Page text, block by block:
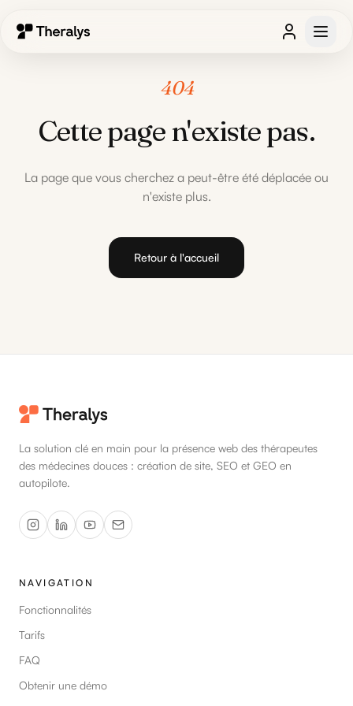
404
Cette page n'existe pas.
La page que vous cherchez a peut-être été déplacée ou
n'existe plus.
Retour à l'accueil
La solution clé en main pour la présence web des thérapeutes
des médecines douces : création de site, SEO et GEO en
autopilote.
NAVIGATION
Fonctionnalités
Tarifs
FAQ
Obtenir une démo